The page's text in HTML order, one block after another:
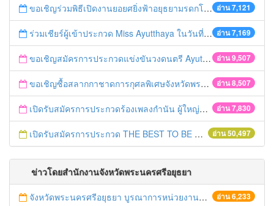
อ่าน 7,121
ขอเชิญร่วมพิธีเปิดงานยอยศยิ่งฟ้าอยุธยามรดกโลก
อ่าน 7,169
ร่วมเชียร์ผู้เข้าประกวด Miss Ayutthaya ในวันที่ 15 ธันวาคม 2560
อ่าน 9,507
ขอเชิญสมัครการประกวดแข่งขันวงดนตรี Ayutthaya battle of the bands
อ่าน 8,507
ขอเชิญซื้อสลากกาชาดการกุศลพิเศษจังหวัดพระนครศรีอยุธยา 2560
อ่าน 7,830
เปิดรับสมัครการประกวดร้องเพลงกำนัน ผู้ใหญ่บ้าน ฯลฯ
อ่าน 50,497
เปิดรับสมัครการประกวด THE BEST TO BE NUMBER ONE
ข่าวโดยสำนักงานจังหวัดพระนครศรีอยุธยา
อ่าน 6,233
จังหวัดพระนครศรีอยุธยา บูรณาการหน่วยงานที่เกี่ยวข้อง ลงพื้นที่จัดระเบียบและดำเนินมาตรการตามบทลงโทษสูงสุดกับผู้ประกอบการร้านค้าที่ยังฝ่าฝืนตั้งร้านค้ารุกล้ำเขตพื้นที่ทางหลวง เตรียมความปลอดภัยก่อนเทศกาลสงกรานต์